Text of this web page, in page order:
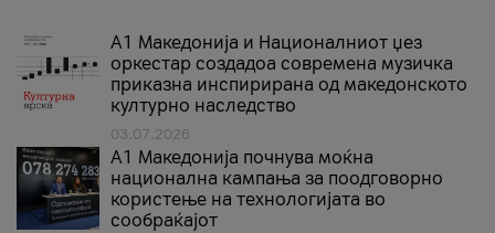
А1 Македонија и Националниот џез
оркестар создадоа современа музичка
приказна инспирирана од македонското
културно наследство
03.07.2026
A1 Македонија почнува моќна
национална кампања за поодговорно
користење на технологијата во
сообраќајот